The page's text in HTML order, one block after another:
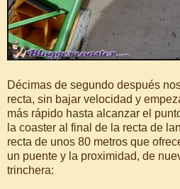
Décimas de segundo después
recta, sin bajar velocidad y
más rápido hasta alcanzar el
la coaster al final de la recta de
recta de unos 80 metros que
un puente y la proximidad, de
trinchera: